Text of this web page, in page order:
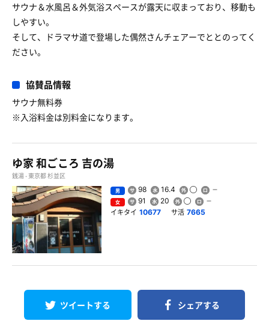
サウナ＆水風呂＆外気浴スペースが露天に収まっており、移動も
しやすい。
そして、ドラマサ道で登場した偶然さんチェアーでととのってく
ださい。
協賛品情報
サウナ無料券
※入浴料金は別料金になります。
ゆ家 和ごころ 吉の湯
銭湯 - 東京都 杉並区
男 98 16.4
女 91 20
イキタイ 10677 サ活 7665
ツイートする シェアする